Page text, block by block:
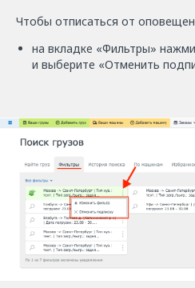
Чтобы отписаться от
на вкладке «Фильтры»
и выберите «Отменить